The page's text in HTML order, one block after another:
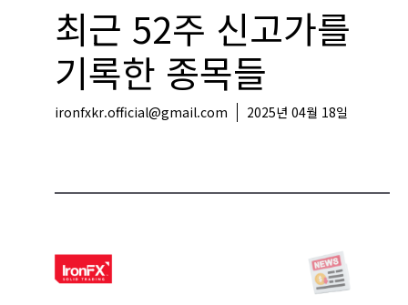
최근 52주 신고가를
기록한 종목들
ironfxkr.official@gmail.com 2025년 04월 18일